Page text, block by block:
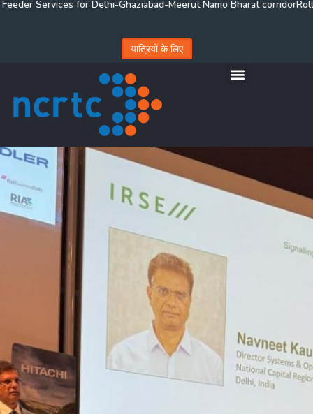
for Delhi-Ghaziabad-Meerut Namo Bharat corridorRolling EoI
यात्रियों के लिए